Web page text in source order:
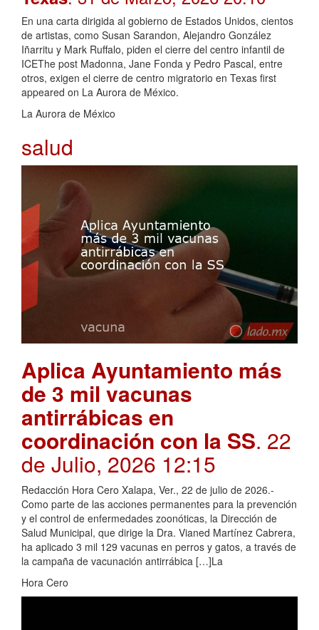
En una carta dirigida al gobierno de Estados Unidos, cientos
de artistas, como Susan Sarandon, Alejandro González
Iñarritu y Mark Ruffalo, piden el cierre del centro infantil de
ICEThe post Madonna, Jane Fonda y Pedro Pascal, entre
otros, exigen el cierre de centro migratorio en Texas first
appeared on La Aurora de México.
La Aurora de México
salud
Aplica Ayuntamiento más
de 3 mil vacunas
antirrábicas en
coordinación con la SS. 22
de Julio, 2026 12:15
Redacción Hora Cero Xalapa, Ver., 22 de julio de 2026.-
Como parte de las acciones permanentes para la prevención
y el control de enfermedades zoonóticas, la Dirección de
Salud Municipal, que dirige la Dra. Vianed Martínez Cabrera,
ha aplicado 3 mil 129 vacunas en perros y gatos, a través de
la campaña de vacunación antirrábica […]La
Hora Cero